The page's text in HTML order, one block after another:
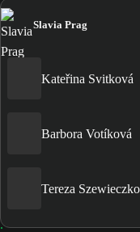
Slavia Prag
Kateřina Svitková
Barbora Votíková
Tereza